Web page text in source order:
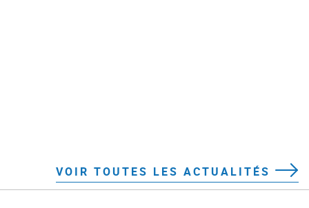
VOIR TOUTES LES ACTUALITÉS